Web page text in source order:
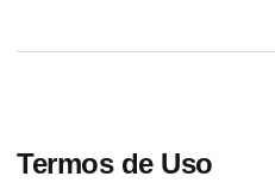
Termos de Uso